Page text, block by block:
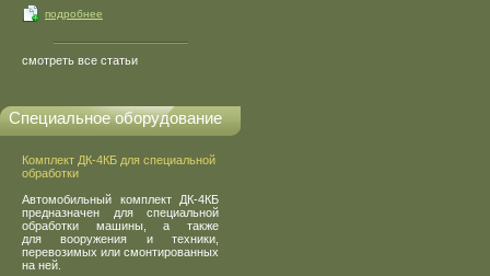
подробнее
смотреть все статьи
Специальное оборудование
Комплект ДК-4КБ для специальной
обработки
Автомобильный комплект ДК-4КБ
предназначен для специальной
обработки машины, а также
для вооружения и техники,
перевозимых или смонтированных
на ней.